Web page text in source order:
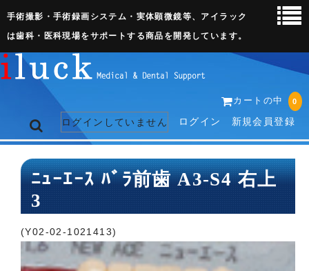
手術撮影・手術録画システム・実体顕微鏡等、アイラック
は歯科・医科現場をサポートする商品を開発しています。
カートの中 0
ログインしていません ログイン 新規会員登録
トップページ
ネット販売ページ
歯科関連機器
術野撮影キット
ﾆｭｰｴｰｽ ﾊﾞﾗ前歯 A3-S4 右上
3
(Y02-02-1021413)